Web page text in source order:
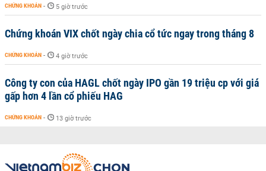
CHỨNG KHOÁN - 5 giờ trước
Chứng khoán VIX chốt ngày chia cổ tức ngay trong tháng 8
CHỨNG KHOÁN - 4 giờ trước
Công ty con của HAGL chốt ngày IPO gần 19 triệu cp với giá
gấp hơn 4 lần cổ phiếu HAG
CHỨNG KHOÁN - 13 giờ trước